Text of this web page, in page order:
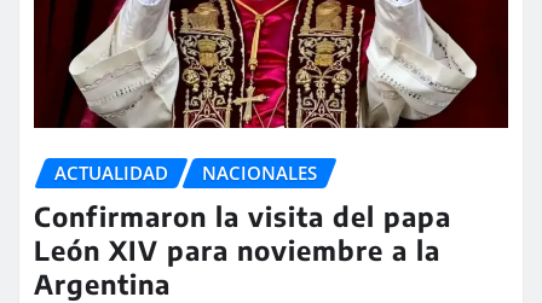
ACTUALIDAD NACIONALES
Confirmaron la visita del papa
León XIV para noviembre a la
Argentina